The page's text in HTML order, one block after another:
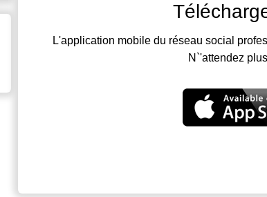
L'application mobile du réseau social
N`'attendez